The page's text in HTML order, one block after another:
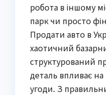
робота в іншому
парк чи просто
Продати авто в
хаотичний
структурований
деталь впливає
угоди. З